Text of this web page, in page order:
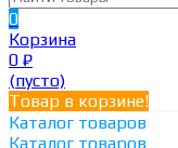
0
Корзина
0 ₽
(пусто)
Товар в корзине!
Каталог товаров
Каталог товаров